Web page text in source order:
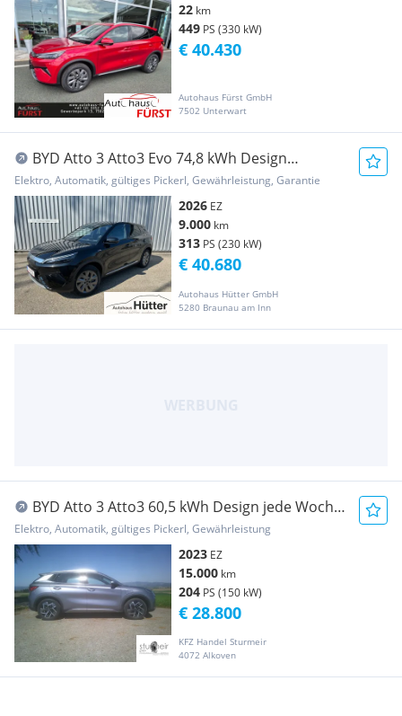
22 km
449 PS (330 kW)
Autohaus Fürst GmbH
7502 Unterwart
€ 40.430
BYD Atto 3 Atto3 Evo 74,8 kWh Design
Österreich Paket RWD
Elektro, Automatik, gültiges Pickerl, Gewährleistung, Garantie
2026 EZ
9.000 km
313 PS (230 kW)
Autohaus Hütter GmbH
5280 Braunau am Inn
€ 40.680
BYD Atto 3 Atto3 60,5 kWh Design jede Woche
gibts Neue in ...
Elektro, Automatik, gültiges Pickerl, Gewährleistung
2023 EZ
15.000 km
204 PS (150 kW)
KFZ Handel Sturmeir
4072 Alkoven
€ 28.800